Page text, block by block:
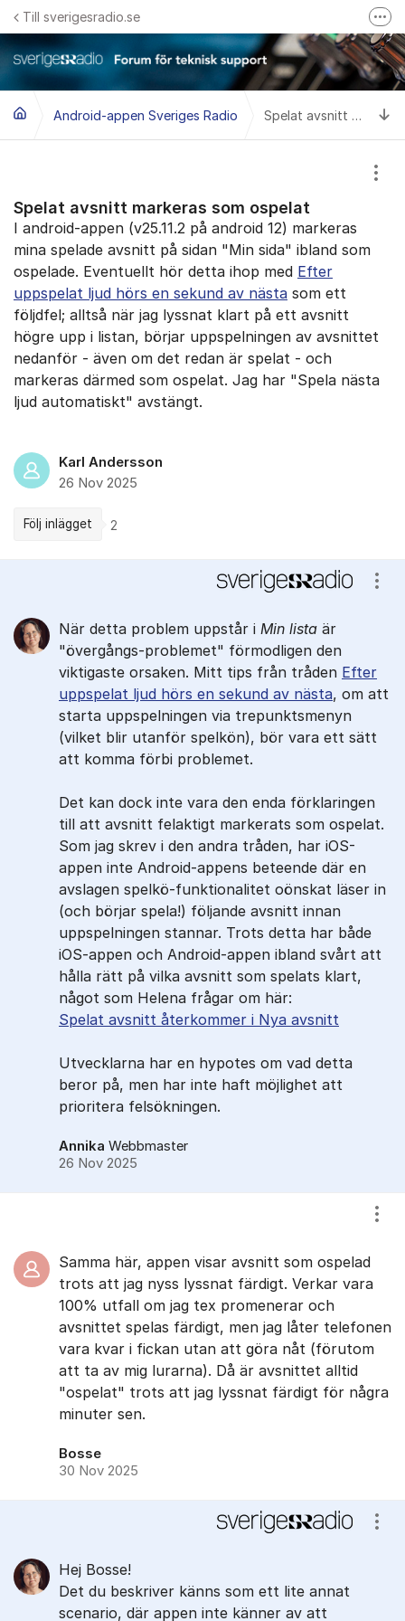
Hoppa till innehåll
Till sverigesradio.se
Frågor & svar om Sveriges Radio
Felanmäl problem med radiomottagning hos Teracom
Android-appen Sveriges Radio Spelat avsnitt markeras som ospelat
Spelat avsnitt markeras som ospelat
I android-appen (v25.11.2 på android 12) markeras
mina spelade avsnitt på sidan "Min sida" ibland som
ospelade. Eventuellt hör detta ihop med Efter
uppspelat ljud hörs en sekund av nästa som ett
följdfel; alltså när jag lyssnat klart på ett avsnitt
högre upp i listan, börjar uppspelningen av avsnittet
nedanför - även om det redan är spelat - och
markeras därmed som ospelat. Jag har "Spela nästa
ljud automatiskt" avstängt.
Karl Andersson
26 Nov 2025
Följ inlägget 2
När detta problem uppstår i Min lista är
"övergångs-problemet" förmodligen den
viktigaste orsaken. Mitt tips från tråden Efter
uppspelat ljud hörs en sekund av nästa, om att
starta uppspelningen via trepunktsmenyn
(vilket blir utanför spelkön), bör vara ett sätt
att komma förbi problemet.
Det kan dock inte vara den enda förklaringen
till att avsnitt felaktigt markerats som ospelat.
Som jag skrev i den andra tråden, har iOS-
appen inte Android-appens beteende där en
avslagen spelkö-funktionalitet oönskat läser in
(och börjar spela!) följande avsnitt innan
uppspelningen stannar. Trots detta har både
iOS-appen och Android-appen ibland svårt att
hålla rätt på vilka avsnitt som spelats klart,
något som Helena frågar om här:
Spelat avsnitt återkommer i Nya avsnitt
Utvecklarna har en hypotes om vad detta
beror på, men har inte haft möjlighet att
prioritera felsökningen.
Annika Webbmaster
26 Nov 2025
Samma här, appen visar avsnitt som ospelad
trots att jag nyss lyssnat färdigt. Verkar vara
100% utfall om jag tex promenerar och
avsnittet spelas färdigt, men jag låter telefonen
vara kvar i fickan utan att göra nåt (förutom
att ta av mig lurarna). Då är avsnittet alltid
"ospelat" trots att jag lyssnat färdigt för några
minuter sen.
Bosse
30 Nov 2025
Hej Bosse!
Det du beskriver känns som ett lite annat
scenario, där appen inte känner av att